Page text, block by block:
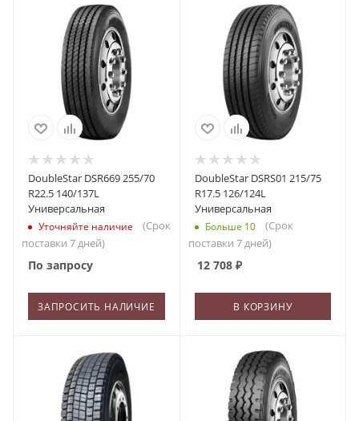
DoubleStar DSR669 255/70
R22.5 140/137L
Универсальная
Уточняйте наличие
(Срок
поставки 7 дней)
По запросу
ЗАПРОСИТЬ НАЛИЧИЕ
DoubleStar DSRS01 215/75
R17.5 126/124L
Универсальная
Больше 10
(Срок
поставки 7 дней)
12 708₽
В КОРЗИНУ